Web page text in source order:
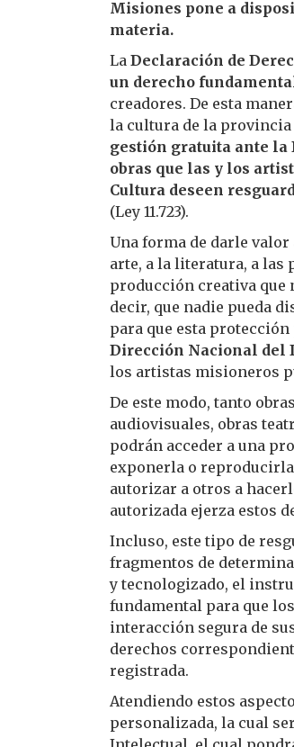
Misiones pone a
materia.
La Declaración de
un derecho
creadores. De esta
la cultura de la provincia
gestión gratuita ante la
obras que las y los
Cultura deseen
(Ley 11.723).
Una forma de darle
arte, a la literatura, a las
producción creativa que
decir, que nadie pueda
para que esta
Dirección Nacional del
los artistas misioneros
De este modo, tanto
audiovisuales, obras
podrán acceder a una
exponerla o
autorizar a otros a
autorizada ejerza estos
Incluso, este tipo de
fragmentos de
y tecnologizado, el
fundamental para que
interacción segura de
derechos
registrada.
Atendiendo estos
personalizada, la cual